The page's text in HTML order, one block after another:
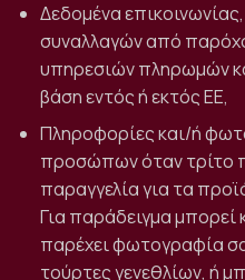
Δεδομένα
συναλλαγών από
υπηρεσιών πληρωμών
βάση εντός ή εκτός ΕΕ,
Πληροφορίες και/ή
προσώπων όταν τρίτο
παραγγελία για τα
Για παράδειγμα μπορεί
παρέχει φωτογραφία
τούρτες γενεθλίων, ή